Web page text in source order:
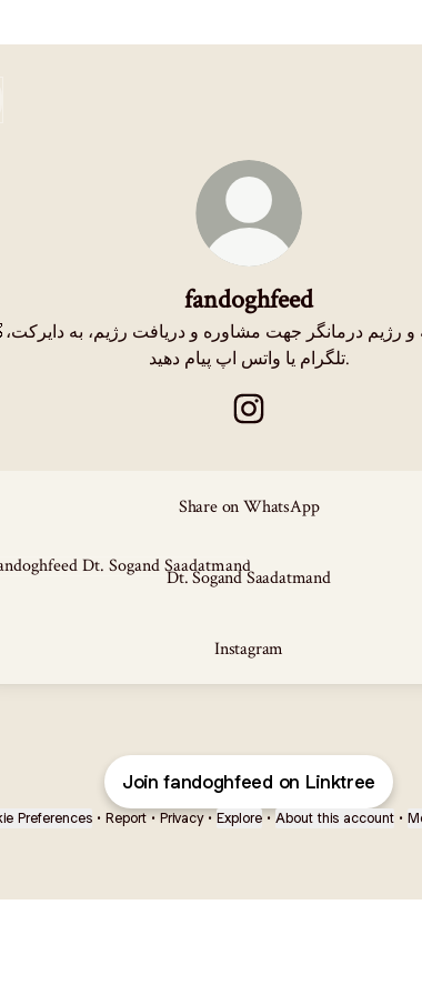
fandoghfeed
🍏مشاور
تلگرام یا واتس اپ پیام دهید.
Share on WhatsApp
Saadatmand
Dt. Sogand Saadatmand
Instagram
Join fandoghfeed on Linktree
Preferences • Report • Privacy • Explore • About this account •